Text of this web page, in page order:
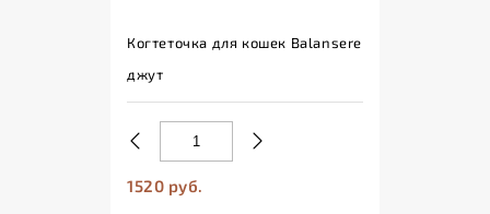
Когтеточка для кошек Balansere
джут
1520 руб.